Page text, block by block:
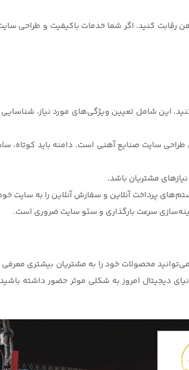
رقابت کنید. اگر شما خدمات باکیفیت و طراحی
این شامل تعیین ویژگی‌های مورد نیاز، شناسایی
سایت صنایع آهنی است. دامنه باید کوتاه،
محصولات خود را به مشتریان بیشتری
دیجیتال امروز به شکلی موثر حضور داشته